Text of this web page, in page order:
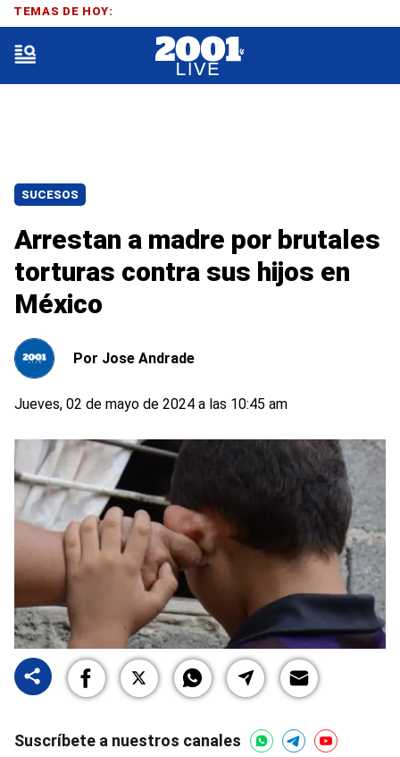
SUCESOS
Arrestan a madre por brutales
torturas contra sus hijos en
México
Por Jose Andrade
Jueves, 02 de mayo de 2024 a las 10:45 am
Suscríbete a nuestros canales
TEMAS DE HOY: